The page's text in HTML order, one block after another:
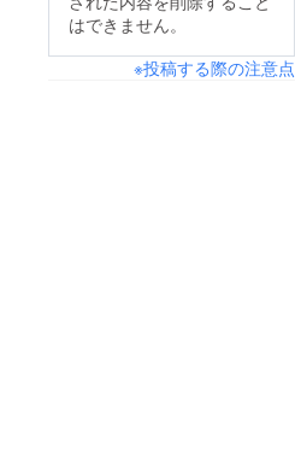
はできません。
※投稿する際の注意点